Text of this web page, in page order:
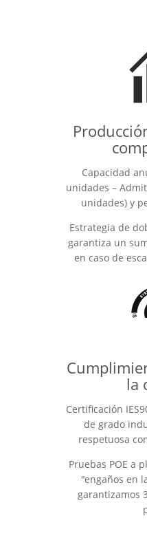
Capacidad
unidades –
unidades) y
Estrategia de
garantiza un
en caso de
la
Certificación
de grado
respetuosa
Pruebas POE a
"engaños en
garantizamos